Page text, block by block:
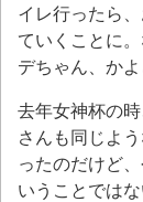
イレ行ったら
ていくことに
デちゃん、か
去年女神杯の
さんも同じよ
ったのだけど
いうことでは